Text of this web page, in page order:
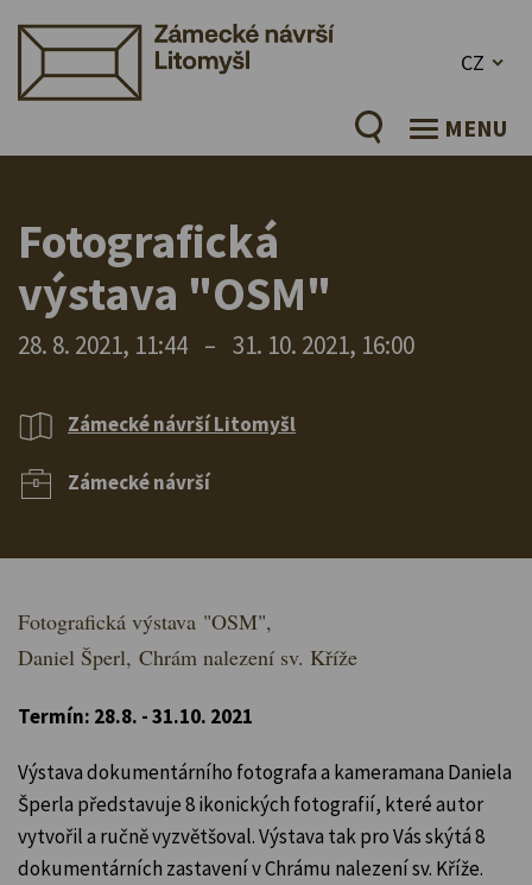
CZ
MENU
Fotografická
výstava "OSM"
28. 8. 2021, 11:44 – 31. 10. 2021, 16:00
Zámecké návrší Litomyšl
Zámecké návrší
Fotografická výstava "OSM",
Daniel Šperl, Chrám nalezení sv. Kříže
Termín: 28.8. - 31.10. 2021
Výstava dokumentárního fotografa a kameramana Daniela
Šperla představuje 8 ikonických fotografií, které autor
vytvořil a ručně vyzvětšoval. Výstava tak pro Vás skýtá 8
dokumentárních zastavení v Chrámu nalezení sv. Kříže.